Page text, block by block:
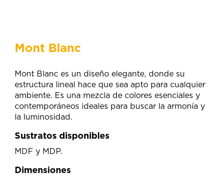
Mont Blanc
Mont Blanc es un diseño elegante, donde su
estructura lineal hace que sea apto para cualquier
ambiente. Es una mezcla de colores esenciales y
contemporáneos ideales para buscar la armonía y
la luminosidad.
Sustratos disponibles
MDF y MDP.
Dimensiones